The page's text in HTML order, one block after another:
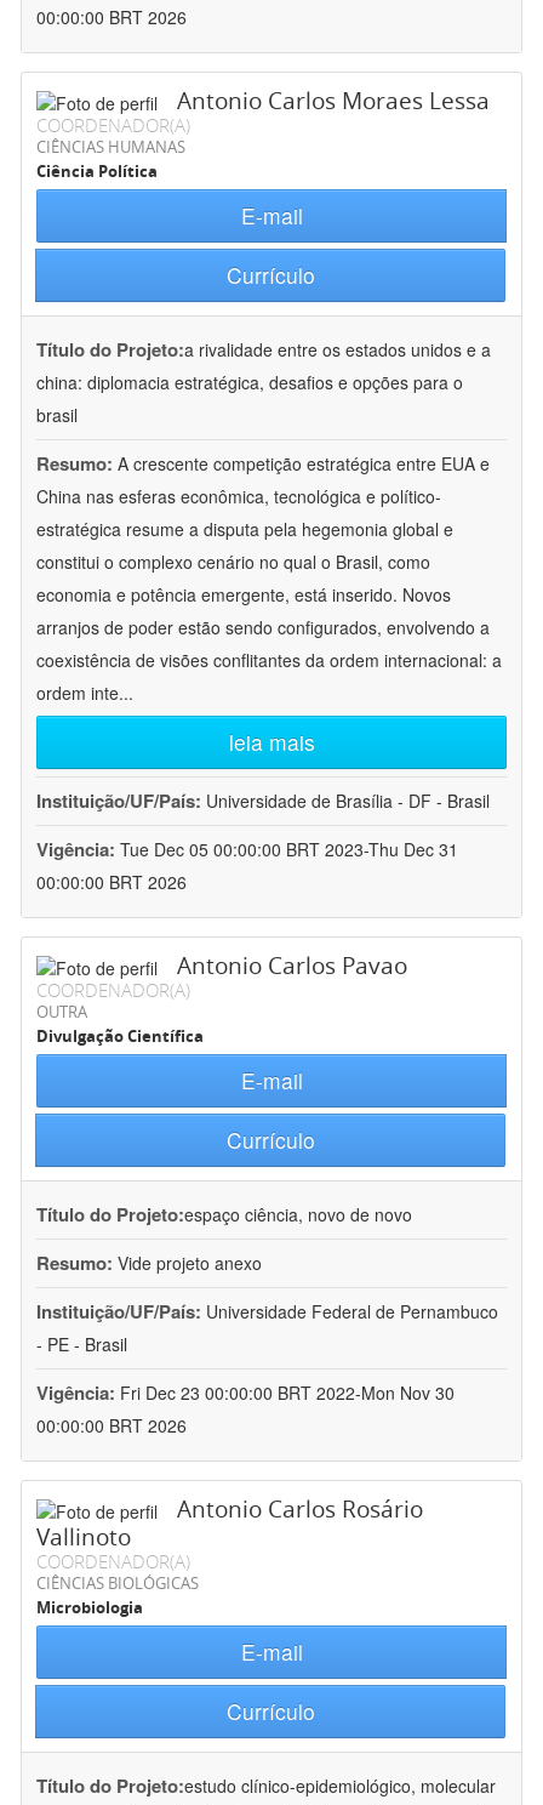
00:00:00 BRT 2026
Antonio Carlos Moraes Lessa
COORDENADOR(A)
CIÊNCIAS HUMANAS
Ciência Política
E-mail
Currículo
Título do Projeto:a rivalidade entre os estados unidos e a
china: diplomacia estratégica, desafios e opções para o
brasil
Resumo: A crescente competição estratégica entre EUA e
China nas esferas econômica, tecnológica e político-
estratégica resume a disputa pela hegemonia global e
constitui o complexo cenário no qual o Brasil, como
economia e potência emergente, está inserido. Novos
arranjos de poder estão sendo configurados, envolvendo a
coexistência de visões conflitantes da ordem internacional: a
ordem inte...
leia mais
Instituição/UF/País: Universidade de Brasília - DF - Brasil
Vigência: Tue Dec 05 00:00:00 BRT 2023-Thu Dec 31
00:00:00 BRT 2026
Antonio Carlos Pavao
COORDENADOR(A)
OUTRA
Divulgação Científica
E-mail
Currículo
Título do Projeto:espaço ciência, novo de novo
Resumo: Vide projeto anexo
Instituição/UF/País: Universidade Federal de Pernambuco
- PE - Brasil
Vigência: Fri Dec 23 00:00:00 BRT 2022-Mon Nov 30
00:00:00 BRT 2026
Antonio Carlos Rosário
Vallinoto
COORDENADOR(A)
CIÊNCIAS BIOLÓGICAS
Microbiologia
E-mail
Currículo
Título do Projeto:estudo clínico-epidemiológico, molecular